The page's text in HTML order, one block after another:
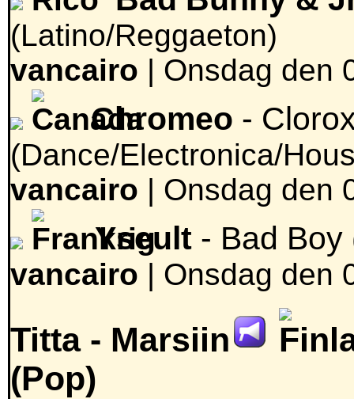
(Latino/Reggaeton)
vancairo | Onsdag den
Chromeo -
(Dance/Electronica/
vancairo | Onsdag den
Yseult - Bad Boy
vancairo | Onsdag den
Titta - Marsiin
(Pop)